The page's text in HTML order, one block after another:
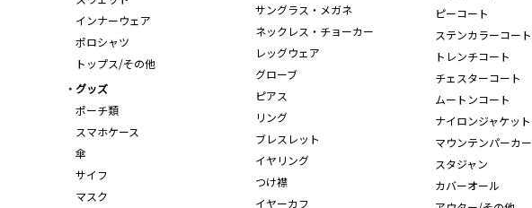
インナーウェア
ポロシャツ
トップス/その他
ピーコート
ステンカラーコート
トレンチコート
チェスターコート
ムートンコート
ナイロンジャケット
マウンテンパーカー
スタジャン
カバーオール
サングラス・メガネ
ネックレス・チョーカー
レッグウェア
グローブ
ピアス
リング
ブレスレット
イヤリング
つけ襟
イヤーカフ
グッズ
ポーチ類
スマホケース
傘
サイフ
マスク